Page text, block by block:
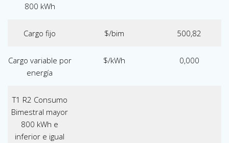
800 kWh
Cargo fijo $/bim 500,82
Cargo variable por
energía
$/kWh 0,000
T1 R2 Consumo
Bimestral mayor
800 kWh e
inferior e igual